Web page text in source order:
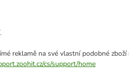
reklamě na své vlastní podobné
cs/support/home